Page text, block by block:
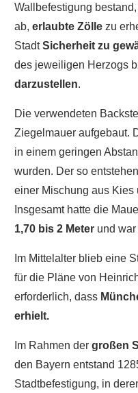
Wallbefestigung
ab, erlaubte Zölle zu
StadtSicherheit zu
des jeweiligen Herzogs
darzustellen.
Die verwendeten
Ziegelmauer aufgebaut.
in einem geringen
wurden. Der so
einer Mischung aus Kies
Insgesamt hatte die
1,70 bis 2 Meter und war
Im Mittelalter blieb eine
für die Pläne von
erforderlich, dass
erhielt.
Im Rahmen der großen
den Bayern entstand
Stadtbefestigung, in